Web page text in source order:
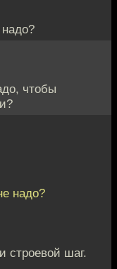
чтобы
надо?
строевой шаг.